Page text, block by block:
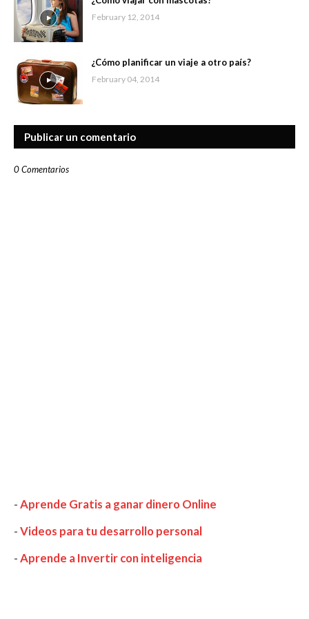
February 12, 2014
¿Cómo planificar un viaje a otro país?
February 04, 2014
Publicar un comentario
0 Comentarios
-Aprende Gratis a ganar dinero Online
-Videos para tu desarrollo personal
-Aprende a Invertir con inteligencia